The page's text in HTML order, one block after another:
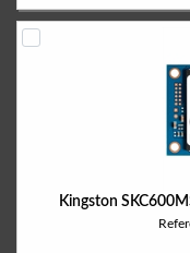
Kingston